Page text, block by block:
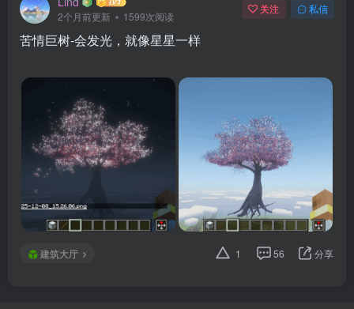
2个月前更新 1599次阅读
关注 私信
苦情巨树-会发光，就像星星一样
建筑大厅 1 56 分享